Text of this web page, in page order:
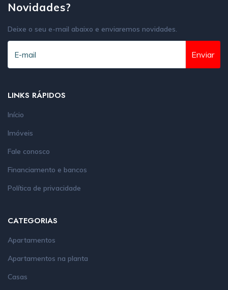
Novidades?
Deixe o seu e-mail abaixo e enviaremos novidades.
Enviar
LINKS RÁPIDOS
Início
Imóveis
Fale conosco
Financiamento e bancos
Política de privacidade
CATEGORIAS
Apartamentos
Apartamentos na planta
Casas